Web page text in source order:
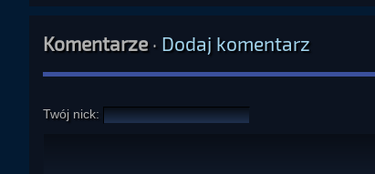
Komentarze· Dodaj komentarz
Twój nick: